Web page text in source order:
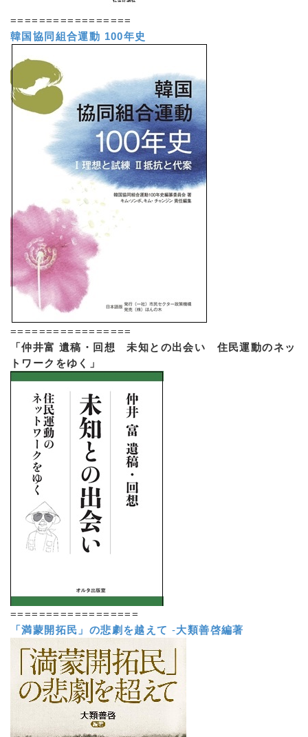
=================
韓国協同組合運動 100年史
=================
「仲井富 遺稿・回想 未知との出会い 住民運動のネッ
トワークをゆく」
==================
「満蒙開拓民」の悲劇を越えて -大類善啓編著